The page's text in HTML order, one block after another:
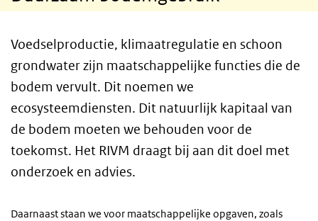
Voedselproductie, klimaatregulatie en schoon
grondwater zijn maatschappelijke functies die de
bodem vervult. Dit noemen we
ecosysteemdiensten. Dit natuurlijk kapitaal van
de bodem moeten we behouden voor de
toekomst. Het RIVM draagt bij aan dit doel met
onderzoek en advies.
Daarnaast staan we voor maatschappelijke opgaven, zoals